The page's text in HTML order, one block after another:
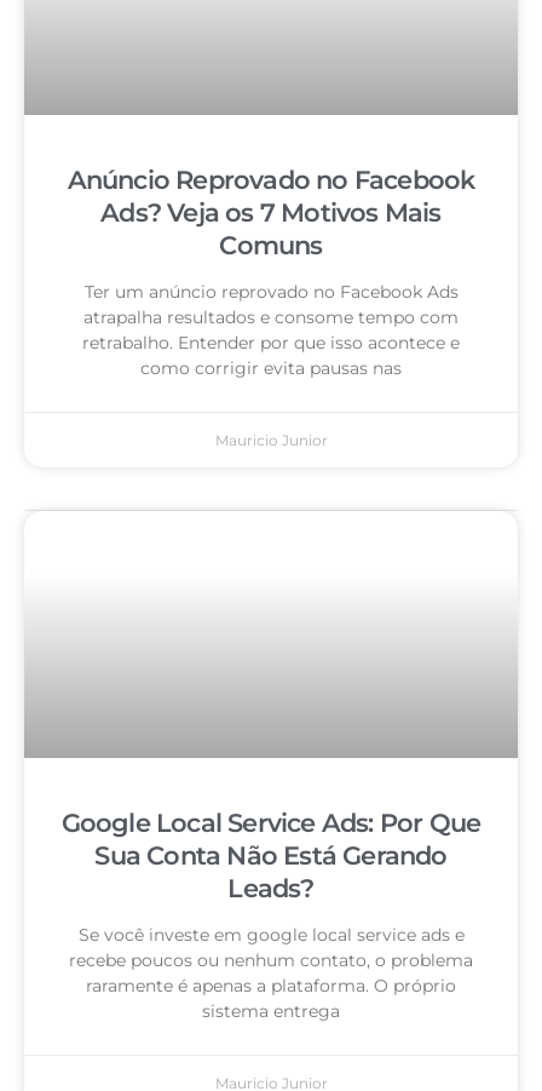
Anúncio Reprovado no Facebook
Ads? Veja os 7 Motivos Mais
Comuns
Ter um anúncio reprovado no Facebook Ads
atrapalha resultados e consome tempo com
retrabalho. Entender por que isso acontece e
como corrigir evita pausas nas
Mauricio Junior
Google Local Service Ads: Por Que
Sua Conta Não Está Gerando
Leads?
Se você investe em google local service ads e
recebe poucos ou nenhum contato, o problema
raramente é apenas a plataforma. O próprio
sistema entrega
Mauricio Junior